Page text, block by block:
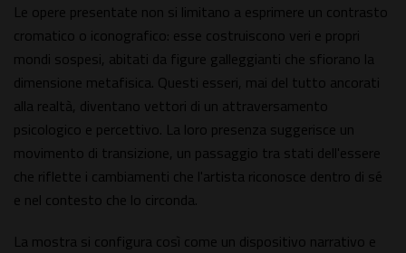
Le opere presentate non si limitano a esprimere un contrasto
cromatico o iconografico: esse costruiscono veri e propri
mondi sospesi, abitati da figure galleggianti che sfiorano la
dimensione metafisica. Questi esseri, mai del tutto ancorati
alla realtà, diventano vettori di un attraversamento
psicologico e percettivo. La loro presenza suggerisce un
movimento di transizione, un passaggio tra stati dell'essere
che riflette i cambiamenti che l'artista riconosce dentro di sé
e nel contesto che lo circonda.
La mostra si configura così come un dispositivo narrativo e